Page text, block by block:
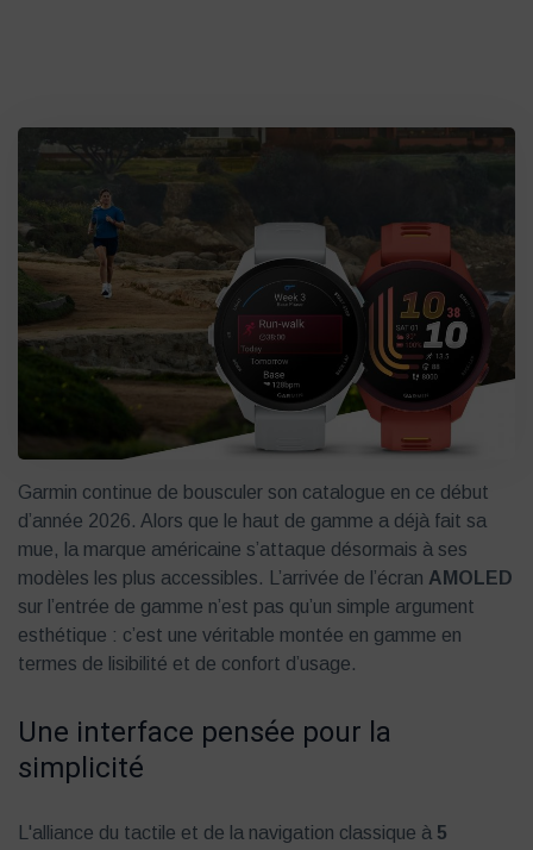
Garmin continue de bousculer son catalogue en ce début
d’année 2026. Alors que le haut de gamme a déjà fait sa
mue, la marque américaine s’attaque désormais à ses
modèles les plus accessibles. L’arrivée de l’écran AMOLED
sur l’entrée de gamme n’est pas qu’un simple argument
esthétique : c’est une véritable montée en gamme en
termes de lisibilité et de confort d’usage.
Une interface pensée pour la
simplicité
L'alliance du tactile et de la navigation classique à 5